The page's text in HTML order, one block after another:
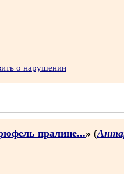
о нарушении
пралине...» (